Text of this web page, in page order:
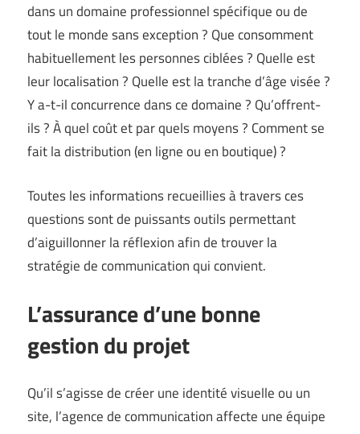
dans un domaine professionnel spécifique ou de
tout le monde sans exception ? Que consomment
habituellement les personnes ciblées ? Quelle est
leur localisation ? Quelle est la tranche d’âge visée ?
Y a-t-il concurrence dans ce domaine ? Qu’offrent-
ils ? À quel coût et par quels moyens ? Comment se
fait la distribution (en ligne ou en boutique) ?
Toutes les informations recueillies à travers ces
questions sont de puissants outils permettant
d’aiguillonner la réflexion afin de trouver la
stratégie de communication qui convient.
L’assurance d’une bonne
gestion du projet
Qu’il s’agisse de créer une identité visuelle ou un
site, l’agence de communication affecte une équipe